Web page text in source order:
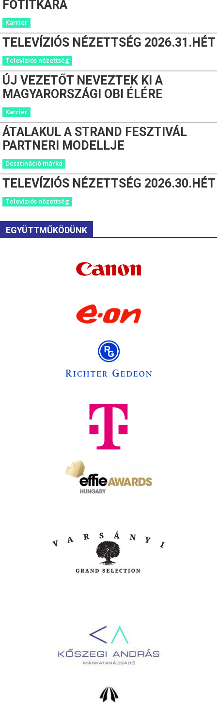
FŐTITKÁRA
Karrier
TELEVÍZIÓS NÉZETTSÉG 2026.31.HÉT
Televíziós nézettség
ÚJ VEZETŐT NEVEZTEK KI A
MAGYARORSZÁGI OBI ÉLÉRE
Karrier
ÁTALAKUL A STRAND FESZTIVÁL
PARTNERI MODELLJE
Desztináció márka
TELEVÍZIÓS NÉZETTSÉG 2026.30.HÉT
Televíziós nézettség
EGYÜTTMŰKÖDÜNK